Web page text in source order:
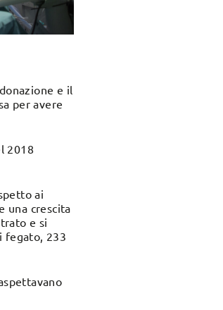
e il
per avere
2018
ai
una crescita
e si
fegato, 233